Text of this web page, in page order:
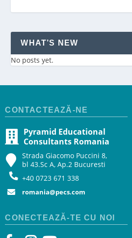
WHAT’S NEW
No posts yet.
CONTACTEAZĂ-NE
Pyramid Educational
Consultants Romania
Strada Giacomo Puccini 8,
bl 43.Sc A, Ap.2 Bucuresti
+40 0723 671 338
romania@pecs.com
CONECTEAZĂ-TE CU NOI